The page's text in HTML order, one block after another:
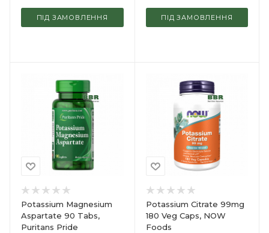
ПІД ЗАМОВЛЕННЯ ПІД ЗАМОВЛЕННЯ
Potassium Magnesium
Aspartate 90 Tabs,
Puritans Pride
Potassium Citrate 99mg
180 Veg Caps, NOW
Foods